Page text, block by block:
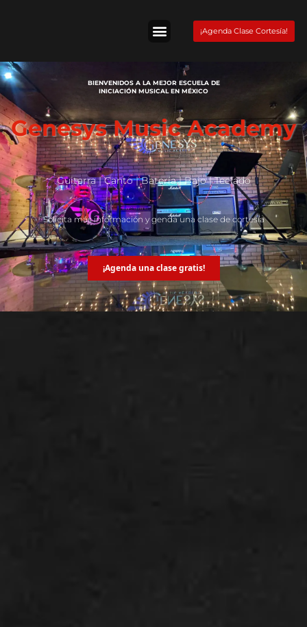
¡Agenda Clase Cortesía!
BIENVENIDOS A LA MEJOR ESCUELA DE
INICIACIÓN MUSICAL EN MÉXICO
Genesys Music Academy
Guitarra | Canto | Batería | Bajo | Teclado
Solicita más información y genda una clase de cortesía
¡Agenda una clase gratis!